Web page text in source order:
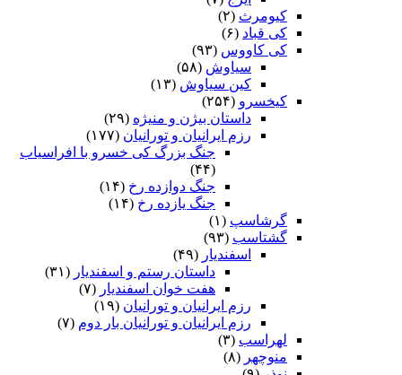
کیومرث (۲)
کی قباد (۶)
کی کاووس (۹۳)
سیاوش (۵۸)
کین سیاوش (۱۳)
کیخسرو (۲۵۴)
داستان بیژن و منیژه (۲۹)
رزم ایرانیان و تورانیان (۱۷۷)
جنگ بزرگ کی خسرو با افراسیاب
(۴۴)
جنگ دوازده رخ (۱۴)
جنگ یازده رخ (۱۴)
گرشاسپ (۱)
گشتاسب (۹۳)
اسفندیار (۴۹)
داستان رستم و اسفندیار (۳۱)
هفت خوان اسفندیار (۷)
رزم ایرانیان و تورانیان (۱۹)
رزم ایرانیان و تورانیان بار دوم (۷)
لهراسب (۳)
منوچهر (۸)